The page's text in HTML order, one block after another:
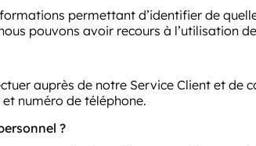
permettant d’identifier de
pouvons avoir recours à l’utilisation
auprès de notre Service Client et
numéro de téléphone.
?